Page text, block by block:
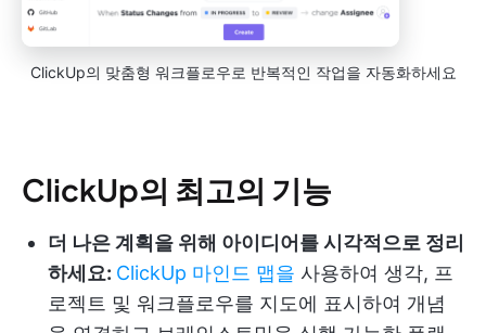
ClickUp의 맞춤형 워크플로우로 반복적인 작업을 자동화하세요
ClickUp의 최고의 기능
더 나은 계획을 위해 아이디어를 시각적으로 정리
하세요: ClickUp 마인드 맵을 사용하여 생각, 프
로젝트 및 워크플로우를 지도에 표시하여 개념